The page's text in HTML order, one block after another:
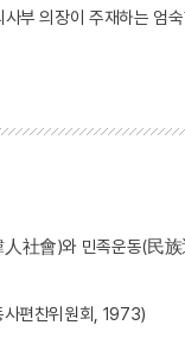
부 의장이 주재하는 엄
社會)와 민족운동(民族
사편찬위원회, 1973)